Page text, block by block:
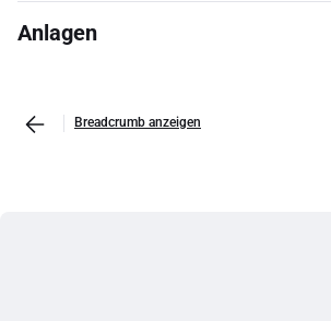
Anlagen
Breadcrumb anzeigen